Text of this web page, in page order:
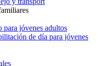
para jóvenes adultos
de día para jóvenes